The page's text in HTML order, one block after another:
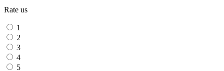
Rate us
1
2
3
4
5